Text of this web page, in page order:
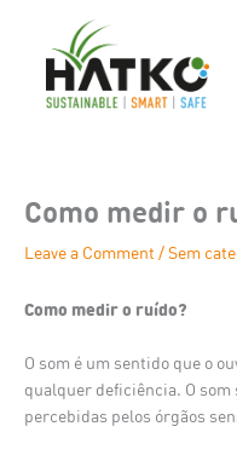
content
Como medir o
Leave a Comment /Sem
Como medir o ruído?
O som é um sentido que o
qualquer deficiência. O
percebidas pelos órgãos